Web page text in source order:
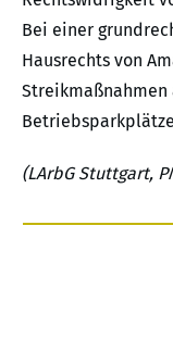
Bei einer
Hausrechts von
(LArbG Stuttgart,